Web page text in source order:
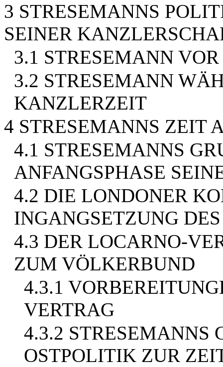
3 STRESEMANNS
SEINER
3.1 STRESEMANN
3.2 STRESEMANN
KANZLERZEIT
4 STRESEMANNS ZEIT
4.1 STRESEMANNS
ANFANGSPHASE
4.2 DIE LONDONER
INGANGSETZUNG
4.3 DER LOCARNO-
ZUM VÖLKERBUND
4.3.1
VERTRAG
4.3.2 STRESEMANNS
OSTPOLITIK ZUR